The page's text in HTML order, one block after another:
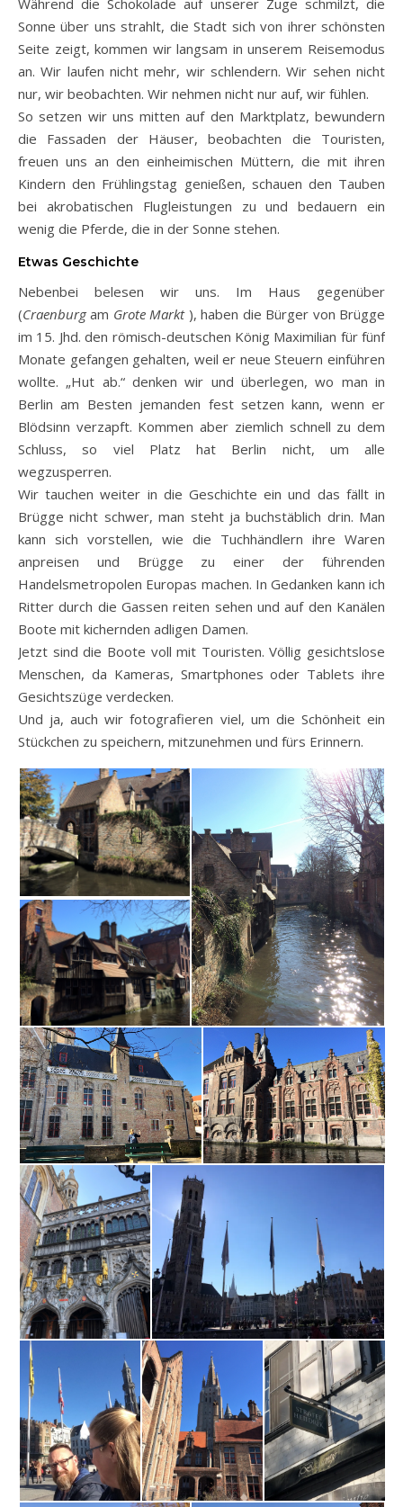
Während die Schokolade auf unserer Zuge schmilzt, die
Sonne über uns strahlt, die Stadt sich von ihrer schönsten
Seite zeigt, kommen wir langsam in unserem Reisemodus
an. Wir laufen nicht mehr, wir schlendern. Wir sehen nicht
nur, wir beobachten. Wir nehmen nicht nur auf, wir fühlen.
So setzen wir uns mitten auf den Marktplatz, bewundern
die Fassaden der Häuser, beobachten die Touristen,
freuen uns an den einheimischen Müttern, die mit ihren
Kindern den Frühlingstag genießen, schauen den Tauben
bei akrobatischen Flugleistungen zu und bedauern ein
wenig die Pferde, die in der Sonne stehen.
Etwas Geschichte
Nebenbei belesen wir uns. Im Haus gegenüber
(Craenburgam Grote Markt), haben die Bürger von Brügge
im 15. Jhd. den römisch-deutschen König Maximilian für fünf
Monate gefangen gehalten, weil er neue Steuern einführen
wollte. „Hut ab.“ denken wir und überlegen, wo man in
Berlin am Besten jemanden fest setzen kann, wenn er
Blödsinn verzapft. Kommen aber ziemlich schnell zu dem
Schluss, so viel Platz hat Berlin nicht, um alle
wegzusperren.
Wir tauchen weiter in die Geschichte ein und das fällt in
Brügge nicht schwer, man steht ja buchstäblich drin. Man
kann sich vorstellen, wie die Tuchhändlern ihre Waren
anpreisen und Brügge zu einer der führenden
Handelsmetropolen Europas machen. In Gedanken kann ich
Ritter durch die Gassen reiten sehen und auf den Kanälen
Boote mit kichernden adligen Damen.
Jetzt sind die Boote voll mit Touristen. Völlig gesichtslose
Menschen, da Kameras, Smartphones oder Tablets ihre
Gesichtszüge verdecken.
Und ja, auch wir fotografieren viel, um die Schönheit ein
Stückchen zu speichern, mitzunehmen und fürs Erinnern.